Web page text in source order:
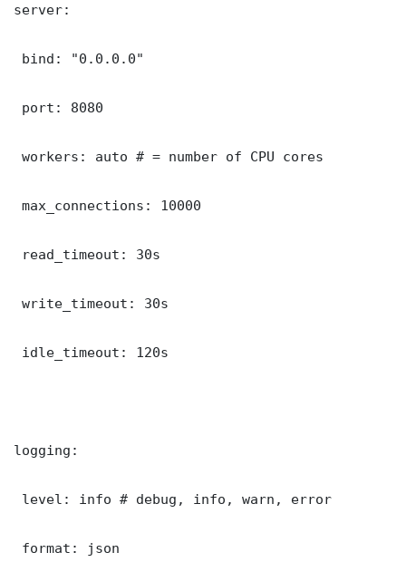
server:
bind: "0.0.0.0"
port: 8080
workers: auto # = number of CPU cores
max_connections: 10000
read_timeout: 30s
write_timeout: 30s
idle_timeout: 120s
logging:
level: info # debug, info, warn, error
format: json